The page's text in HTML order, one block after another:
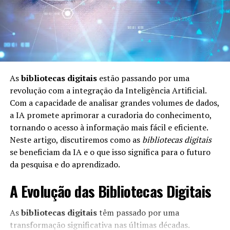
momentos de humor e drama que ressoam
profundamente com a audiência, aumentando o apego
emocional aos personagens.
Como os Dados Influenciam a
Estrutura da Série
A série se beneficia enormemente do uso de dados na
criação de sua estrutura e na definição de seus arcos
narrativos. O uso de dados analíticos para compreender
as preferências do público ajuda a moldar a direção da
trama.
Pesquisa de audiência:Os criadores analisam o
feedback do público sobre episódios anteriores para
moldar futuros enredos. Essa abordagem data-driven
tem sido eficaz em manter a série relevante e próxima
do que os fãs desejam ver.
Asbibliotecas digitaisestão passando por uma
revolução com a integração da Inteligência Artificial.
Com a capacidade de analisar grandes volumes de dados,
a IA promete aprimorar a curadoria do conhecimento,
tornando o acesso à informação mais fácil e eficiente.
Neste artigo, discutiremos como as bibliotecas digitais
se beneficiam da IA e o que isso significa para o futuro
da pesquisa e do aprendizado.
A Evolução das Bibliotecas Digitais
Asbibliotecas digitaistêm passado por uma
transformação significativa nas últimas décadas.